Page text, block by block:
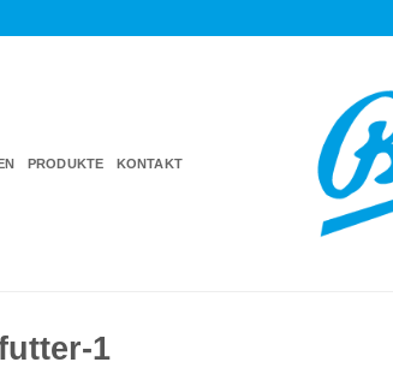
PRODUKTE KONTAKT
1